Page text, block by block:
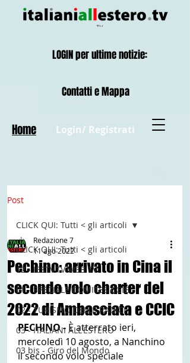
Login/ Registrati
Contatti e Mappa
Home
LOGIN per ultime notizie:
Post
CLICK QUI: Tutti < gli articoli
12 - IESTV.TV WEB TV
01 - SPECIALE COMITES CGIE
02 - TURISMO DELLE RADICI
03 - ITALIANI ALL'ESTERO
03 bis - Giro del Mondo
CLICK QUI: Tutti < gli articoli
Pechino: arrivato in Cina il
secondo volo charter del
2022 di Ambasciata e CCIC
Redazione 7
11 ago 2022
PECHINO - È atterrato ieri,
mercoledì 10 agosto, a Nanchino
il secondo volo speciale